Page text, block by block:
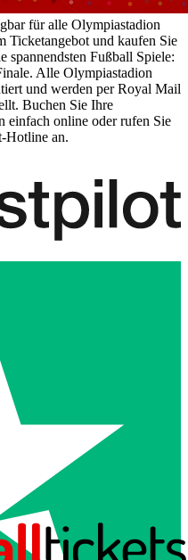
für alle Olympiastadion
Ticketangebot und kaufen Sie
Fußball Spiele:
Alle Olympiastadion
und werden per Royal Mail
Buchen Sie Ihre
einfach online oder rufen Sie
Hotline an.